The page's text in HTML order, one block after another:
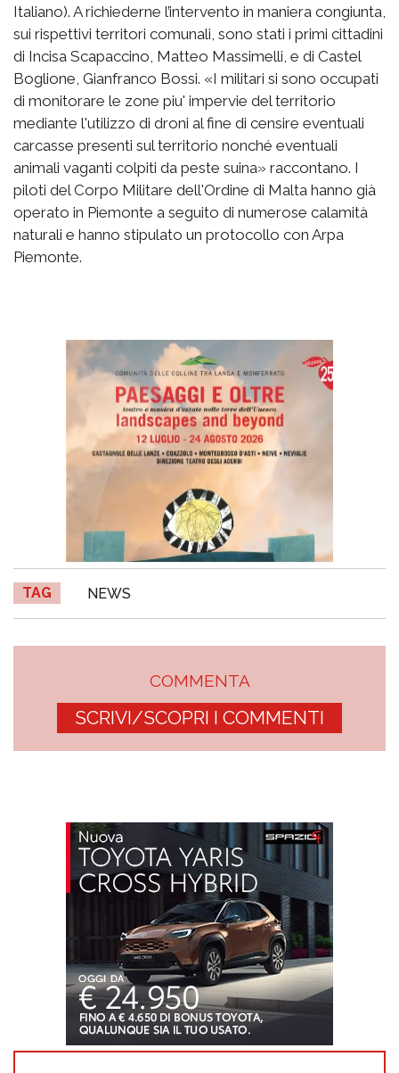
Italiano). A richiederne l’intervento in maniera congiunta,
sui rispettivi territori comunali, sono stati i primi cittadini
di Incisa Scapaccino, Matteo Massimelli, e di Castel
Boglione, Gianfranco Bossi. «I militari si sono occupati
di monitorare le zone piu' impervie del territorio
mediante l'utilizzo di droni al fine di censire eventuali
carcasse presenti sul territorio nonché eventuali
animali vaganti colpiti da peste suina» raccontano. I
piloti del Corpo Militare dell'Ordine di Malta hanno già
operato in Piemonte a seguito di numerose calamità
naturali e hanno stipulato un protocollo con Arpa
Piemonte.
TAG NEWS
COMMENTA
SCRIVI/SCOPRI I COMMENTI